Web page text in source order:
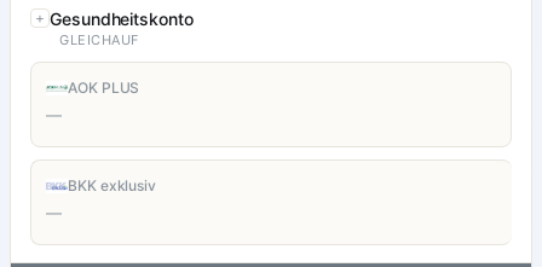
Gesundheitskonto
GLEICHAUF
AOK PLUS
—
BKK exklusiv
—